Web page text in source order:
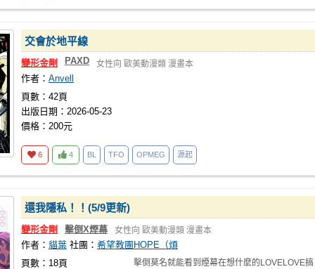
交會於地平線
變形金剛 PAXD 女性向 歐美動漫類 漫畫本
作者： Anvell
頁數：42頁
出版日期：2026-05-23
價格：200元
6 4 BL TFO OPMEG 源起
還我隱私！！(5/9更新)
變形金剛 擊倒X煙幕 女性向 歐美動漫類 漫畫本
作者： 貓葉 社團： 希望教團HOPE（煩
頁數：18頁
擊倒莫名就能看到煙幕在想什麼的LOVELOVE搞